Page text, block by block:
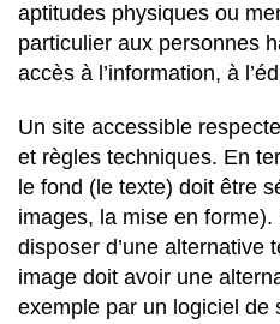
aptitudes physiques ou
particulier aux personnes
accès à l’information, à
Un site accessible
et règles techniques. En
le fond (le texte) doit être
images, la mise en
disposer d’une alternative
image doit avoir une
exemple par un logiciel de